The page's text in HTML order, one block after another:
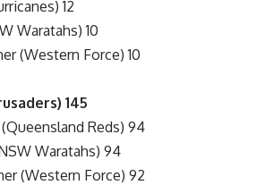
12
Waratahs) 10
(Western Force) 10
145
Reds) 94
Waratahs) 94
(Western Force) 92